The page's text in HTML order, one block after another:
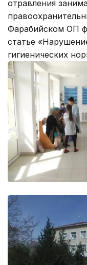
отравления
Фарабийском ОП
статье
гигиенических